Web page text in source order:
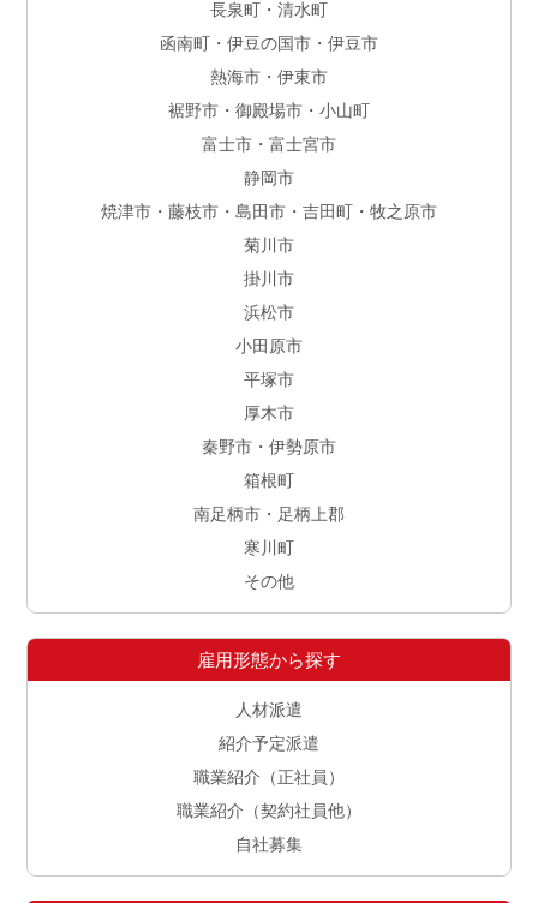
長泉町・清水町
函南町・伊豆の国市・伊豆市
熱海市・伊東市
裾野市・御殿場市・小山町
富士市・富士宮市
静岡市
焼津市・藤枝市・島田市・吉田町・牧之原市
菊川市
掛川市
浜松市
小田原市
平塚市
厚木市
秦野市・伊勢原市
箱根町
南足柄市・足柄上郡
寒川町
その他
雇用形態から探す
人材派遣
紹介予定派遣
職業紹介（正社員）
職業紹介（契約社員他）
自社募集